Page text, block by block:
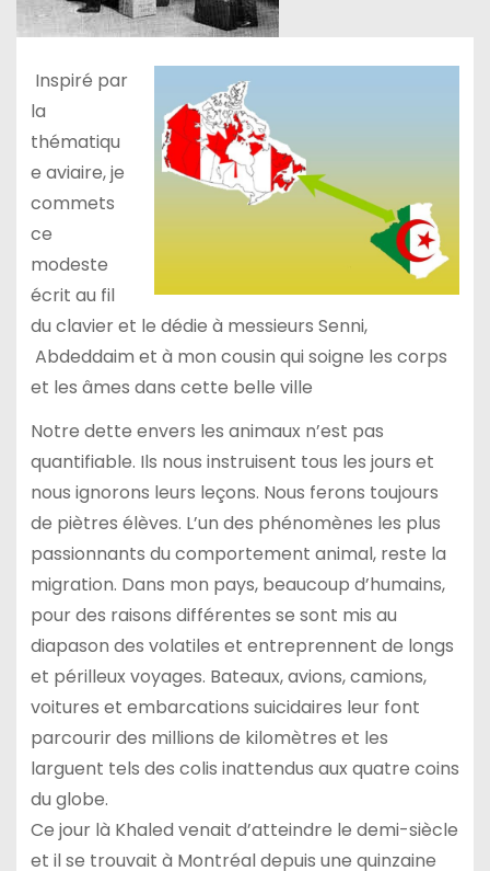
Inspiré par
la
thématiqu
e aviaire, je
commets
ce
modeste
écrit au fil
du clavier et le dédie à messieurs Senni,
Abdeddaim et à mon cousin qui soigne les corps
et les âmes dans cette belle ville
Notre dette envers les animaux n’est pas
quantifiable. Ils nous instruisent tous les jours et
nous ignorons leurs leçons. Nous ferons toujours
de piètres élèves. L’un des phénomènes les plus
passionnants du comportement animal, reste la
migration. Dans mon pays, beaucoup d’humains,
pour des raisons différentes se sont mis au
diapason des volatiles et entreprennent de longs
et périlleux voyages. Bateaux, avions, camions,
voitures et embarcations suicidaires leur font
parcourir des millions de kilomètres et les
larguent tels des colis inattendus aux quatre coins
du globe.
Ce jour là Khaled venait d’atteindre le demi-siècle
et il se trouvait à Montréal depuis une quinzaine